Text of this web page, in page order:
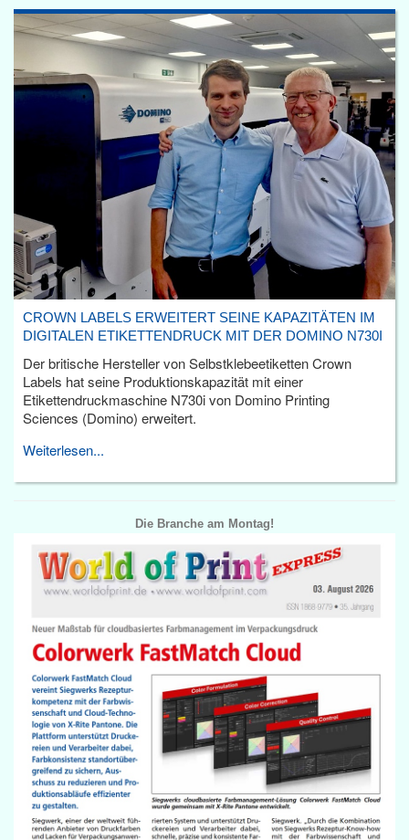
CROWN LABELS ERWEITERT SEINE KAPAZITÄTEN IM
DIGITALEN ETIKETTENDRUCK MIT DER DOMINO N730I
Der britische Hersteller von Selbstklebeetiketten Crown
Labels hat seine Produktionskapazität mit einer
Etikettendruckmaschine N730i von Domino Printing
Sciences (Domino) erweitert.
Weiterlesen...
Die Branche am Montag!